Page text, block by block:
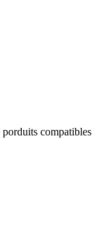
compatibles